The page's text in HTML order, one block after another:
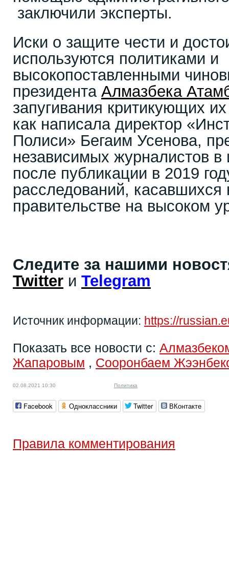
заключили эксперты.
Иски о защите чести и
используются политиками и
высокопоставленными
президента Алмазбека
запугивания критикующих
как написала директор
Полиси» Бегаим Усенова,
независимых журналистов в
после публикации в 2019
расследований, касавшихся
правительстве на высоком
Следите за нашими
Twitter и Telegram
Источник информации: https://
Показать все новости с:
Жапаровым , Сооронбаем
02.08.2021 10:30 Политика
Facebook Одноклассники Twitter ВКонтакте
Правила комментирования